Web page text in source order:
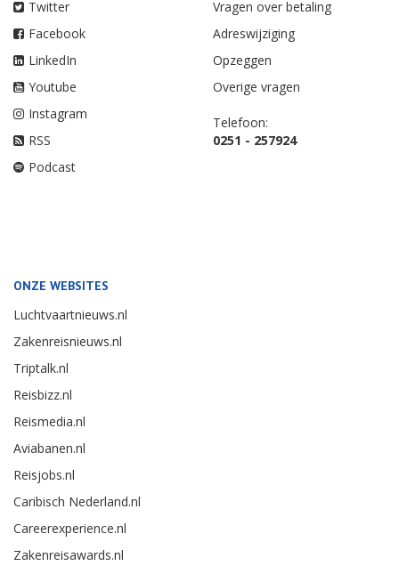
Twitter
Facebook
LinkedIn
Youtube
Instagram
RSS
Podcast
Vragen over betaling
Adreswijziging
Opzeggen
Overige vragen
Telefoon:
0251 - 257924
ONZE WEBSITES
Luchtvaartnieuws.nl
Zakenreisnieuws.nl
Triptalk.nl
Reisbizz.nl
Reismedia.nl
Aviabanen.nl
Reisjobs.nl
Caribisch Nederland.nl
Careerexperience.nl
Zakenreisawards.nl